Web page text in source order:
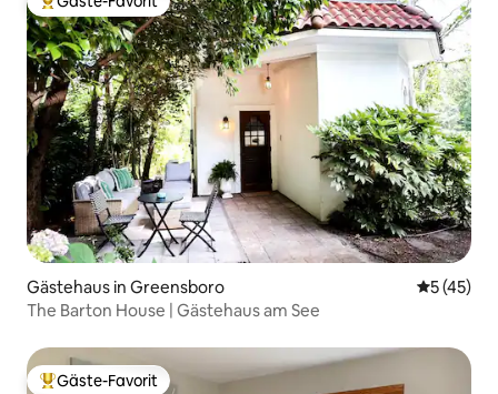
Beliebter Gäste-Favorit.
Gästehaus in Greensboro
5 (45)
The Barton House | Gästehaus am See
Gäste-Favorit